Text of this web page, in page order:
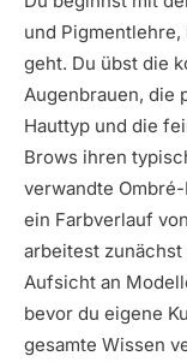
und
geht. Du übst die
Augenbrauen, die
Hauttyp und die
Brows ihren
verwandte
ein Farbverlauf
arbeitest
Aufsicht an
bevor du eigene
gesamte Wissen